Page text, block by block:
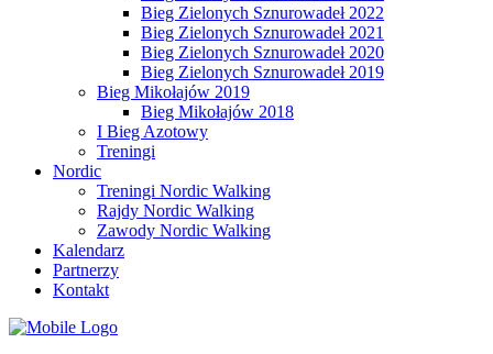
Bieg Zielonych Sznurowadeł 2022
Bieg Zielonych Sznurowadeł 2021
Bieg Zielonych Sznurowadeł 2020
Bieg Zielonych Sznurowadeł 2019
Bieg Mikołajów 2019
Bieg Mikołajów 2018
I Bieg Azotowy
Treningi
Nordic
Treningi Nordic Walking
Rajdy Nordic Walking
Zawody Nordic Walking
Kalendarz
Partnerzy
Kontakt